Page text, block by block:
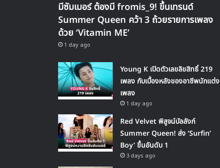
มีซัมเมอร์ ต้องมี fromis_9! ขึ้นเทรนด์
Summer Queen คว้า 3 ถ้วยรายการเพลง
ด้วย ‘Vitamin ME’
1 day ago
Young K เปิดตัวเลขลิขสิทธิ์ 219
เพลง กับเบื้องหลังของอาชีพนักแต่ง
เพลง
1 day ago
Red Velvet พิสูจน์บัลลังก์
Summer Queen! ส่ง ‘Surfin’
Boy’ ขึ้นอันดับ 1
3 days ago